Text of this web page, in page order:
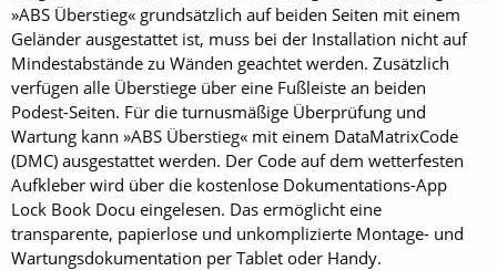
»ABS Überstieg« grundsätzlich auf beiden Seiten mit einem
Geländer ausgestattet ist, muss bei der Installation nicht auf
Mindestabstände zu Wänden geachtet werden. Zusätzlich
verfügen alle Überstiege über eine Fußleiste an beiden
Podest-Seiten. Für die turnusmäßige Überprüfung und
Wartung kann »ABS Überstieg« mit einem DataMatrixCode
(DMC) ausgestattet werden. Der Code auf dem wetterfesten
Aufkleber wird über die kostenlose Dokumentations-App
Lock Book Docu eingelesen. Das ermöglicht eine
transparente, papierlose und unkomplizierte Montage- und
Wartungsdokumentation per Tablet oder Handy.